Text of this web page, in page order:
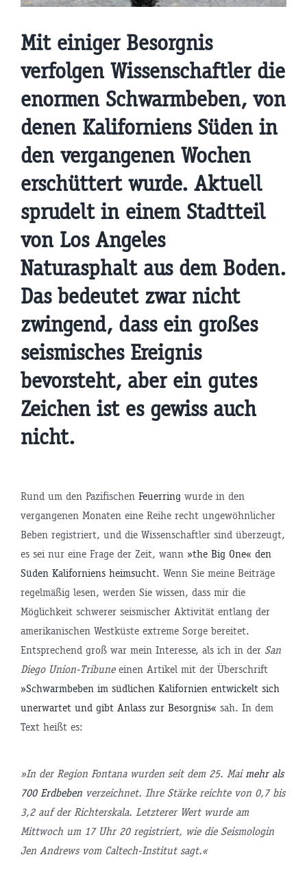
Mit einiger Besorgnis
verfolgen Wissenschaftler die
enormen Schwarmbeben, von
denen Kaliforniens Süden in
den vergangenen Wochen
erschüttert wurde. Aktuell
sprudelt in einem Stadtteil
von Los Angeles
Naturasphalt aus dem Boden.
Das bedeutet zwar nicht
zwingend, dass ein großes
seismisches Ereignis
bevorsteht, aber ein gutes
Zeichen ist es gewiss auch
nicht.
Rund um den Pazifischen Feuerring wurde in den
vergangenen Monaten eine Reihe recht ungewöhnlicher
Beben registriert, und die Wissenschaftler sind überzeugt,
es sei nur eine Frage der Zeit, wann »the Big One« den
Süden Kaliforniens heimsucht. Wenn Sie meine Beiträge
regelmäßig lesen, werden Sie wissen, dass mir die
Möglichkeit schwerer seismischer Aktivität entlang der
amerikanischen Westküste extreme Sorge bereitet.
Entsprechend groß war mein Interesse, als ich in der San
Diego Union-Tribune einen Artikel mit der Überschrift
»Schwarmbeben im südlichen Kalifornien entwickelt sich
unerwartet und gibt Anlass zur Besorgnis« sah. In dem
Text heißt es:
»In der Region Fontana wurden seit dem 25. Maimehr als
700 Erdbebenverzeichnet. Ihre Stärke reichte von 0,7 bis
3,2 auf der Richterskala. Letzterer Wert wurde am
Mittwoch um 17 Uhr 20 registriert, wie die Seismologin
Jen Andrews vom Caltech-Institut sagt.«